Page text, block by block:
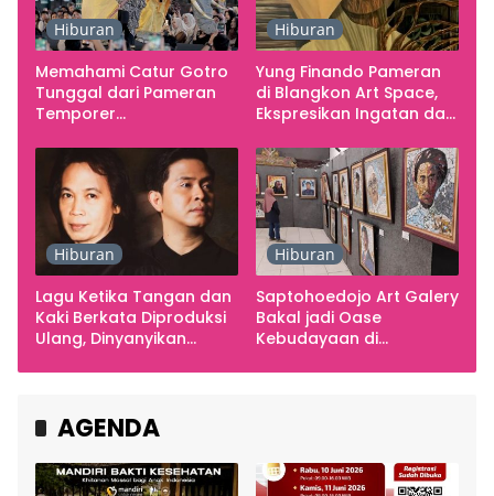
Hiburan
Memahami Catur Gotro
Tunggal dari Pameran
Temporer
Hiburan
Yung Finando Pameran
di Blangkon Art Space,
Ekspresikan Ingatan dan
Hiburan
Lagu Ketika Tangan dan
Kaki Berkata Diproduksi
Ulang, Dinyanyikan
Chrisye
Hiburan
Saptohoedojo Art Galery
Bakal jadi Oase
Kebudayaan di
AGENDA